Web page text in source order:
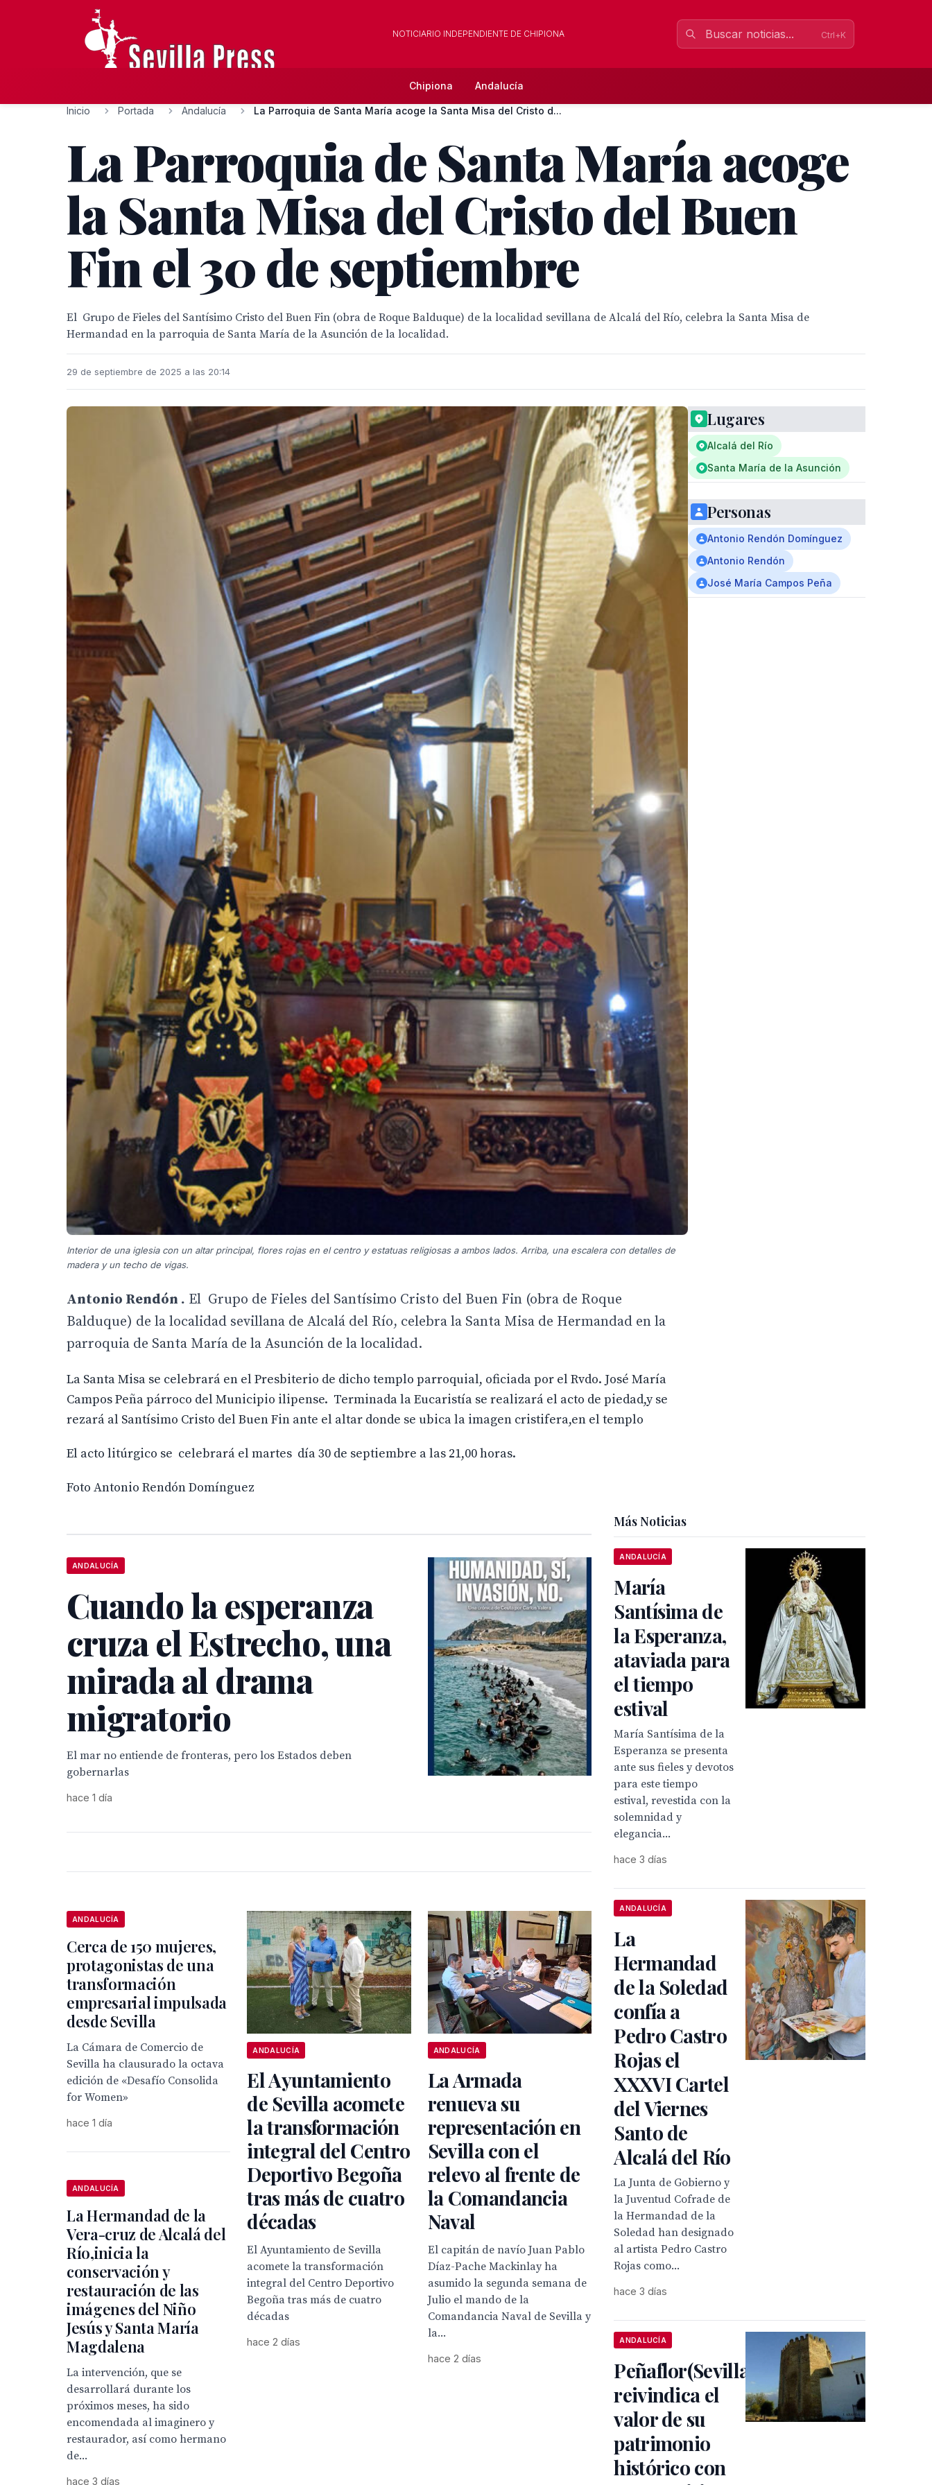
NOTICIARIO INDEPENDIENTE DE CHIPIONA Ctrl+K
Chipiona Andalucía
Inicio Portada Andalucía La Parroquia de Santa María acoge la Santa Misa del Cristo d...
La Parroquia de Santa María acoge
la Santa Misa del Cristo del Buen
Fin el 30 de septiembre
El Grupo de Fieles del Santísimo Cristo del Buen Fin (obra de Roque Balduque) de la localidad sevillana de Alcalá del Río, celebra la Santa Misa de
Hermandad en la parroquia de Santa María de la Asunción de la localidad.
29 de septiembre de 2025 a las 20:14
Interior de una iglesia con un altar principal, flores rojas en el centro y estatuas religiosas a ambos lados. Arriba, una escalera con detalles de
madera y un techo de vigas.
Antonio Rendón . El Grupo de Fieles del Santísimo Cristo del Buen Fin (obra de Roque
Balduque) de la localidad sevillana de Alcalá del Río, celebra la Santa Misa de Hermandad en la
parroquia de Santa María de la Asunción de la localidad.
La Santa Misa se celebrará en el Presbiterio de dicho templo parroquial, oficiada por el Rvdo. José María
Campos Peña párroco del Municipio ilipense. Terminada la Eucaristía se realizará el acto de piedad,y se
rezará al Santísimo Cristo del Buen Fin ante el altar donde se ubica la imagen cristifera,en el templo
El acto litúrgico se celebrará el martes día 30 de septiembre a las 21,00 horas.
Foto Antonio Rendón Domínguez
Lugares
Alcalá del Río
Santa María de la Asunción
Personas
Antonio Rendón Domínguez
Antonio Rendón
José María Campos Peña
ANDALUCÍA
Cuando la esperanza
cruza el Estrecho, una
mirada al drama
migratorio
El mar no entiende de fronteras, pero los Estados deben
gobernarlas
hace 1 día
ANDALUCÍA
Cerca de 150 mujeres,
protagonistas de una
transformación
empresarial impulsada
desde Sevilla
La Cámara de Comercio de
Sevilla ha clausurado la octava
edición de «Desafío Consolida
for Women»
hace 1 día
ANDALUCÍA
El Ayuntamiento
de Sevilla acomete
la transformación
integral del Centro
Deportivo Begoña
tras más de cuatro
décadas
El Ayuntamiento de Sevilla
acomete la transformación
integral del Centro Deportivo
Begoña tras más de cuatro
décadas
hace 2 días
ANDALUCÍA
La Armada
renueva su
representación en
Sevilla con el
relevo al frente de
la Comandancia
Naval
El capitán de navío Juan Pablo
Díaz-Pache Mackinlay ha
asumido la segunda semana de
Julio el mando de la
Comandancia Naval de Sevilla y
la...
hace 2 días
ANDALUCÍA
La Hermandad de la
Vera-cruz de Alcalá del
Río,inicia la
conservación y
restauración de las
imágenes del Niño
Jesús y Santa María
Magdalena
La intervención, que se
desarrollará durante los
próximos meses, ha sido
encomendada al imaginero y
restaurador, así como hermano
de...
hace 3 días
Más Noticias
ANDALUCÍA
María
Santísima de
la Esperanza,
ataviada para
el tiempo
estival
María Santísima de la
Esperanza se presenta
ante sus fieles y devotos
para este tiempo
estival, revestida con la
solemnidad y
elegancia...
hace 3 días
ANDALUCÍA
La
Hermandad
de la Soledad
confía a
Pedro Castro
Rojas el
XXXVI Cartel
del Viernes
Santo de
Alcalá del Río
La Junta de Gobierno y
la Juventud Cofrade de
la Hermandad de la
Soledad han designado
al artista Pedro Castro
Rojas como...
hace 3 días
ANDALUCÍA
Peñaflor(Sevilla)
reivindica el
valor de su
patrimonio
histórico con